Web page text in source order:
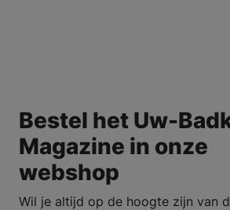
Bestel het Uw-
Magazine in onze
webshop
Wil je altijd op de hoogte zijn van